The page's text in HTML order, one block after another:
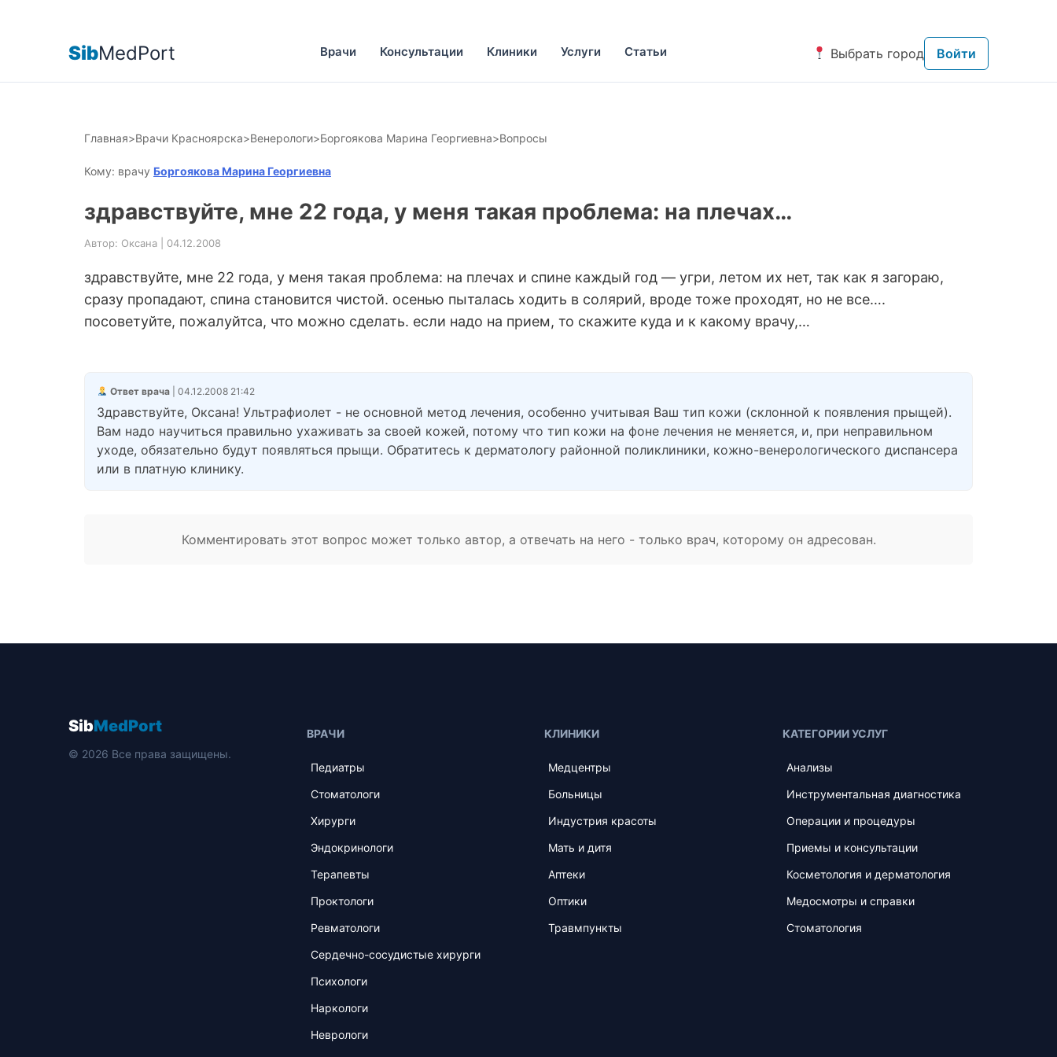
SibMedPort Врачи Консультации Клиники Услуги Статьи Выбрать город Войти
Главная>Врачи Красноярска>Венерологи>Боргоякова Марина Георгиевна>Вопросы
Кому: врачу Боргоякова Марина Георгиевна
здравствуйте, мне 22 года, у меня такая проблема: на плечах…
Автор: Оксана | 04.12.2008
здравствуйте, мне 22 года, у меня такая проблема: на плечах и спине каждый год — угри, летом их нет, так как я загораю,
сразу пропадают, спина становится чистой. осенью пыталась ходить в солярий, вроде тоже проходят, но не все….
посоветуйте, пожалуйтса, что можно сделать. если надо на прием, то скажите куда и к какому врачу,…
Ответ врача| 04.12.2008 21:42
Здравствуйте, Оксана! Ультрафиолет - не основной метод лечения, особенно учитывая Ваш тип кожи (склонной к появления прыщей).
Вам надо научиться правильно ухаживать за своей кожей, потому что тип кожи на фоне лечения не меняется, и, при неправильном
уходе, обязательно будут появляться прыщи. Обратитесь к дерматологу районной поликлиники, кожно-венерологического диспансера
или в платную клинику.
Комментировать этот вопрос может только автор, а отвечать на него - только врач, которому он адресован.
SibMedPort
© 2026 Все права защищены.
ВРАЧИ
Педиатры
Стоматологи
Хирурги
Эндокринологи
Терапевты
Проктологи
Ревматологи
Сердечно-сосудистые хирурги
Психологи
Наркологи
Неврологи
КЛИНИКИ
Медцентры
Больницы
Индустрия красоты
Мать и дитя
Аптеки
Оптики
Травмпункты
КАТЕГОРИИ УСЛУГ
Анализы
Инструментальная диагностика
Операции и процедуры
Приемы и консультации
Косметология и дерматология
Медосмотры и справки
Стоматология